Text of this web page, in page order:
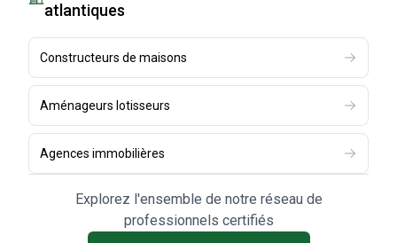
atlantiques
Constructeurs de maisons
Aménageurs lotisseurs
Agences immobilières
Explorez l'ensemble de notre réseau de
professionnels certifiés